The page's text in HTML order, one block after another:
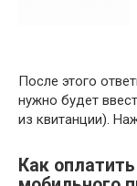
После этого
нужно будет
из квитанции).
Как